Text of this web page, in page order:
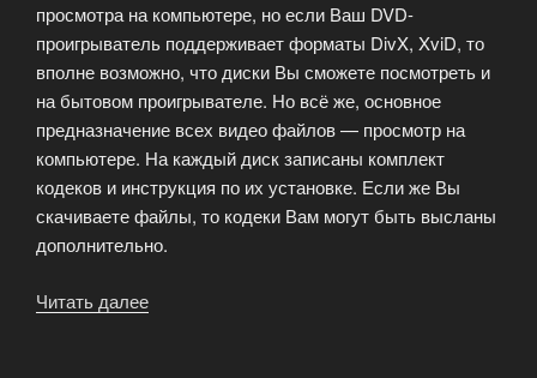
просмотра на компьютере, но если Ваш DVD-
проигрыватель поддерживает форматы DivX, XviD, то
вполне возможно, что диски Вы сможете посмотреть и
на бытовом проигрывателе. Но всё же, основное
предназначение всех видео файлов — просмотр на
компьютере. На каждый диск записаны комплект
кодеков и инструкция по их установке. Если же Вы
скачиваете файлы, то кодеки Вам могут быть высланы
дополнительно.
Читать далее